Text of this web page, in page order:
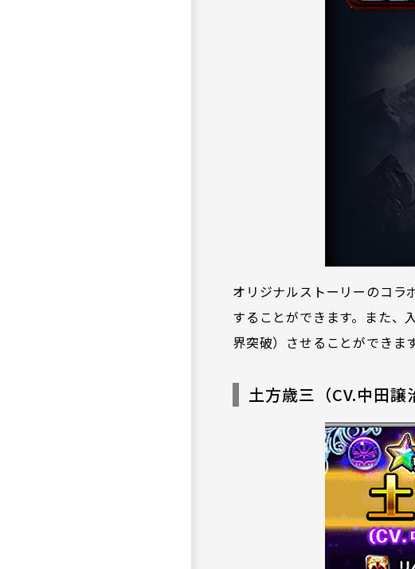
オリジナルストーリーのコラ
することができます。また、
界突破）させることができます
土方歳三（CV.中田譲